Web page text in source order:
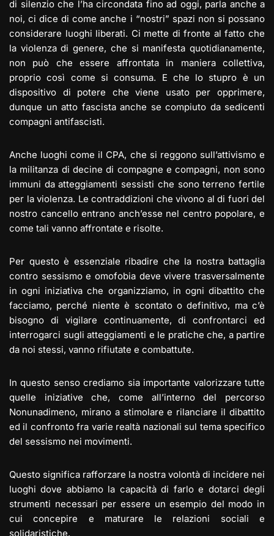
di silenzio che l’ha circondata fino ad oggi, parla anche a
noi, ci dice di come anche i “nostri” spazi non si possano
considerare luoghi liberati. Ci mette di fronte al fatto che
la violenza di genere, che si manifesta quotidianamente,
non può che essere affrontata in maniera collettiva,
proprio così come si consuma. E che lo stupro è un
dispositivo di potere che viene usato per opprimere,
dunque un atto fascista anche se compiuto da sedicenti
compagni antifascisti.
Anche luoghi come il CPA, che si reggono sull’attivismo e
la militanza di decine di compagne e compagni, non sono
immuni da atteggiamenti sessisti che sono terreno fertile
per la violenza. Le contraddizioni che vivono al di fuori del
nostro cancello entrano anch’esse nel centro popolare, e
come tali vanno affrontate e risolte.
Per questo è essenziale ribadire che la nostra battaglia
contro sessismo e omofobia deve vivere trasversalmente
in ogni iniziativa che organizziamo, in ogni dibattito che
facciamo, perché niente è scontato o definitivo, ma c’è
bisogno di vigilare continuamente, di confrontarci ed
interrogarci sugli atteggiamenti e le pratiche che, a partire
da noi stessi, vanno rifiutate e combattute.
In questo senso crediamo sia importante valorizzare tutte
quelle iniziative che, come all’interno del percorso
Nonunadimeno, mirano a stimolare e rilanciare il dibattito
ed il confronto fra varie realtà nazionali sul tema specifico
del sessismo nei movimenti.
Questo significa rafforzare la nostra volontà di incidere nei
luoghi dove abbiamo la capacità di farlo e dotarci degli
strumenti necessari per essere un esempio del modo in
cui concepire e maturare le relazioni sociali e
solidaristiche.